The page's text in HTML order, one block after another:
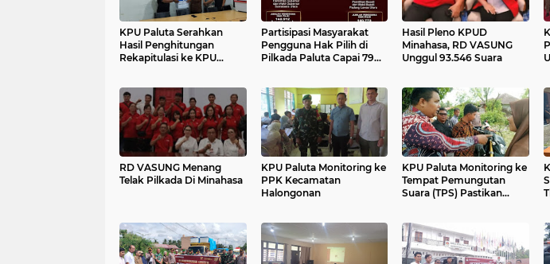
KPU Paluta Serahkan
Hasil Penghitungan
Rekapitulasi ke KPU
Partisipasi Masyarakat
Pengguna Hak Pilih di
Pilkada Paluta Capai 79
Hasil Pleno KPUD
Minahasa, RD VASUNG
Unggul 93.546 Suara
RD VASUNG Menang
Telak Pilkada Di Minahasa
KPU Paluta Monitoring ke
PPK Kecamatan
Halongonan
KPU Paluta Monitoring ke
Tempat Pemungutan
Suara (TPS) Pastikan